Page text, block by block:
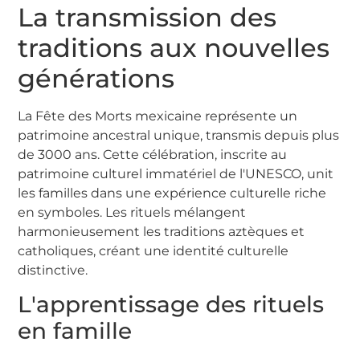
La transmission des
traditions aux nouvelles
générations
La Fête des Morts mexicaine représente un
patrimoine ancestral unique, transmis depuis plus
de 3000 ans. Cette célébration, inscrite au
patrimoine culturel immatériel de l'UNESCO, unit
les familles dans une expérience culturelle riche
en symboles. Les rituels mélangent
harmonieusement les traditions aztèques et
catholiques, créant une identité culturelle
distinctive.
L'apprentissage des rituels
en famille